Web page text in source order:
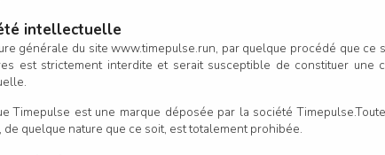
intellectuelle
générale du site www.timepulse.run, par quelque procédé que
est strictement interdite et serait susceptible de constituer
Timepulse est une marque déposée par la société
de quelque nature que ce soit, est totalement prohibée.